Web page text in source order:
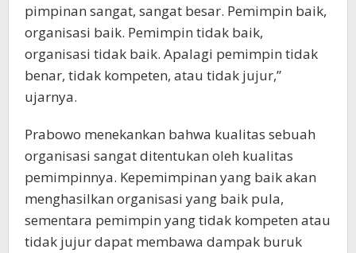
pimpinan sangat, sangat besar. Pemimpin baik,
organisasi baik. Pemimpin tidak baik,
organisasi tidak baik. Apalagi pemimpin tidak
benar, tidak kompeten, atau tidak jujur,”
ujarnya.
Prabowo menekankan bahwa kualitas sebuah
organisasi sangat ditentukan oleh kualitas
pemimpinnya. Kepemimpinan yang baik akan
menghasilkan organisasi yang baik pula,
sementara pemimpin yang tidak kompeten atau
tidak jujur dapat membawa dampak buruk